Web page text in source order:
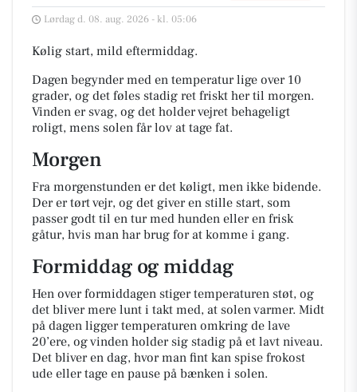
Lørdag d. 08. aug. 2026 - kl. 05:06
Kølig start, mild eftermiddag.
Dagen begynder med en temperatur lige over 10
grader, og det føles stadig ret friskt her til morgen.
Vinden er svag, og det holder vejret behageligt
roligt, mens solen får lov at tage fat.
Morgen
Fra morgenstunden er det køligt, men ikke bidende.
Der er tørt vejr, og det giver en stille start, som
passer godt til en tur med hunden eller en frisk
gåtur, hvis man har brug for at komme i gang.
Formiddag og middag
Hen over formiddagen stiger temperaturen støt, og
det bliver mere lunt i takt med, at solen varmer. Midt
på dagen ligger temperaturen omkring de lave
20’ere, og vinden holder sig stadig på et lavt niveau.
Det bliver en dag, hvor man fint kan spise frokost
ude eller tage en pause på bænken i solen.